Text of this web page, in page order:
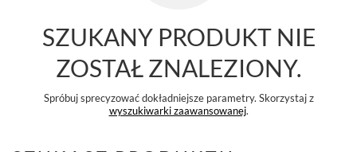
SZUKANY PRODUKT NIE
ZOSTAŁ ZNALEZIONY.
Spróbuj sprecyzować dokładniejsze parametry. Skorzystaj z
wyszukiwarki zaawansowanej.